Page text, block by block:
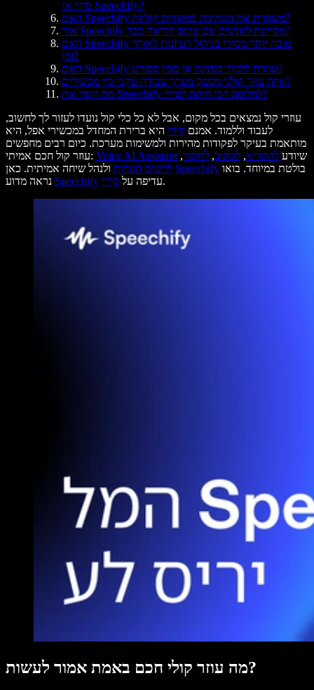
סירי או Speechify?
האם Speechify משפרת את הכתיבה בפקודות קוליות?
איך Speechify מסייעת לאנשים עם עומס קריאה כבד?
האם Speechify טובה יותר מסירי בניהול רעיונות לאורך
זמן?
האם Speechify עוזרת ללמוד בנהיגה או בזמן ספורט?
איזה עוזר קולני מספק מערך עבודה עקבי בין מכשירים?
מה הופך את Speechify לחלופה הכי חזקה לסירי?
עוזרי קול נמצאים בכל מקום, אבל לא כל כלי קול נועדו לעזור לך לחשוב,
לעבוד וללמוד. אמנם סירי היא ברירת המחדל במכשירי אפל, היא
מותאמת בעיקר לפקודות מהירות ולמשימות מערכת. כיום רבים מחפשים
עוזר קול חכם אמיתי: Voice AI Assistant שיודע להקריא, לכתוב, לחקור,
לרשום הערות Speechify
Speechify עדיפה על סירי .
מה עוזר קולי חכם באמת אמור לעשות?